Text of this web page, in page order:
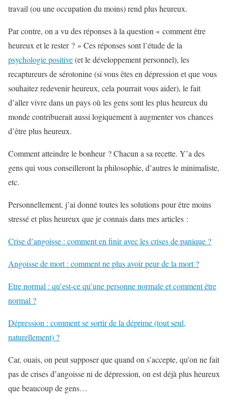
travail (ou une occupation du moins) rend plus heureux.
Par contre, on a vu des réponses à la question « comment être
heureux et le rester ? » Ces réponses sont l’étude de la
psychologie positive(et le développement personnel), les
recaptureurs de sérotonine (si vous êtes en dépression et que vous
souhaitez redevenir heureux, cela pourrait vous aider), le fait
d’aller vivre dans un pays où les gens sont les plus heureux du
monde contribuerait aussi logiquement à augmenter vos chances
d’être plus heureux.
Comment atteindre le bonheur ? Chacun a sa recette. Y’a des
gens qui vous conseilleront la philosophie, d’autres le minimaliste,
etc.
Personnellement, j’ai donné toutes les solutions pour être moins
stressé et plus heureux que je connais dans mes articles :
Crise d’angoisse : comment en finir avec les crises de panique ?
Angoisse de mort : comment ne plus avoir peur de la mort ?
Etre normal : qu’est-ce qu’une personne normale et comment être
normal ?
Dépression : comment se sortir de la déprime (tout seul,
naturellement) ?
Car, ouais, on peut supposer que quand on s’accepte, qu’on ne fait
pas de crises d’angoisse ni de dépression, on est déjà plus heureux
que beaucoup de gens…